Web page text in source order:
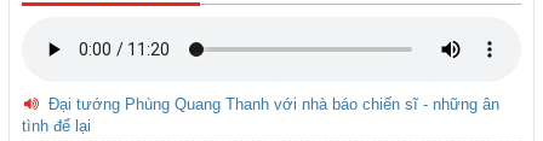
Đại tướng Phùng Quang Thanh với nhà báo chiến sĩ - những ân
tình để lại